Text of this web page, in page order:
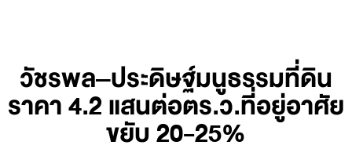
วัชรพล–ประดิษฐ์มนูธรรมที่ดิน
ราคา 4.2 แสนต่อตร.ว.ที่อยู่อาศัย
ขยับ 20-25%